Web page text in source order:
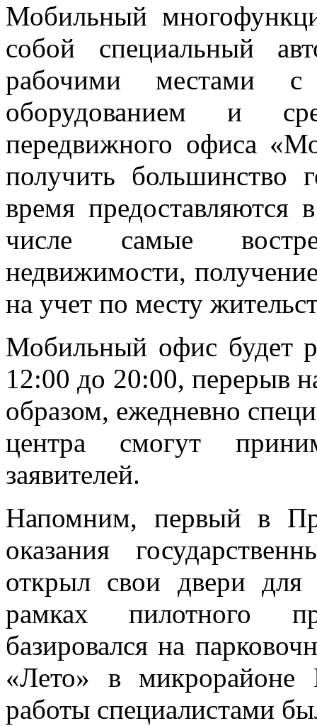
Мобильный
собой специальный
рабочими местами с
оборудованием и
передвижного офиса
получить большинство
время
числе самые
недвижимости,
на учет по месту
Мобильный офис будет
12:00 до 20:00, перерыв
образом, ежедневно
центра смогут
заявителей.
Напомним, первый в
оказания
открыл свои двери
рамках пилотного
базировался на
«Лето» в микрорайоне
работы специалистами